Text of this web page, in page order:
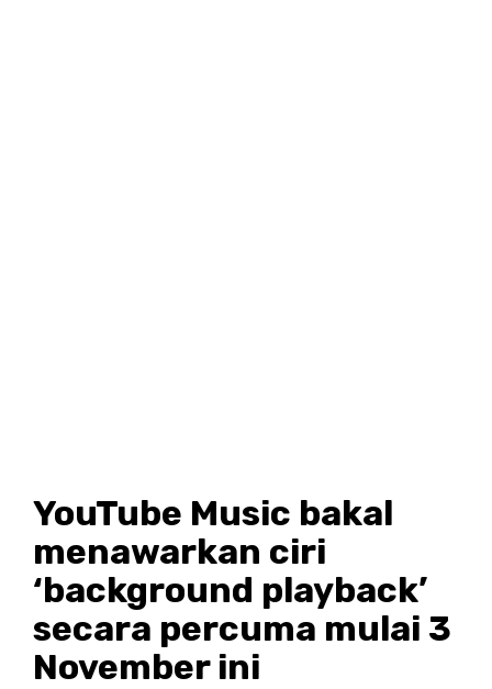
YouTube Music bakal
menawarkan ciri
‘background playback’
secara percuma mulai 3
November ini